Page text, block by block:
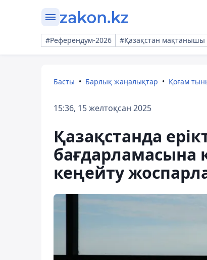
#Референдум-2026 #Қазақстан мақтанышы
Басты Барлық жаңалықтар Қоғам
15:36, 15 желтоқсан 2025
Қазақстанда
бағдарламасына
кеңейту